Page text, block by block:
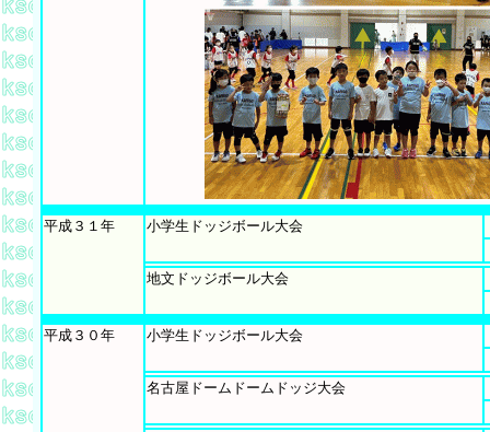
平成３１年 小学生ドッジボール大会
地文ドッジボール大会
平成３０年 小学生ドッジボール大会
名古屋ドームドームドッジ大会